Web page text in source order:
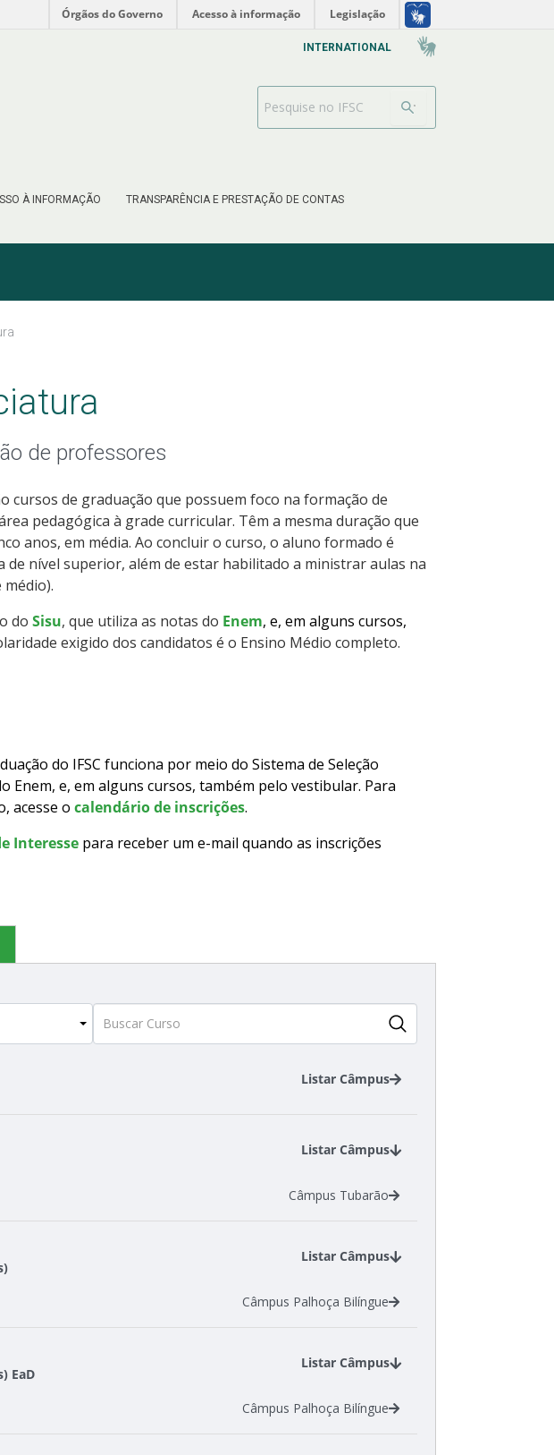
Órgãos do Governo Acesso à informação Legislação
À INFORMAÇÃO TRANSPARÊNCIA E PRESTAÇÃO DE CONTAS
INTERNATIONAL
Barra de busca
de professores
cursos de graduação que possuem foco na formação de
pedagógica à grade curricular. Têm a mesma duração que
anos, em média. Ao concluir o curso, o aluno formado é
de nível superior, além de estar habilitado a ministrar aulas na
do Sisu, que utiliza as notas do Enem, e, em alguns cursos,
exigido dos candidatos é o Ensino Médio completo.
do IFSC funciona por meio do Sistema de Seleção
Enem, e, em alguns cursos, também pelo vestibular. Para
acesse o calendário de inscrições.
Interessepara receber um e-mail quando as inscrições
Listar Câmpus
Câmpus Jaraguá do Sul - Centro
Listar Câmpus
Câmpus Tubarão
Listar Câmpus
Câmpus Palhoça Bilíngue
EaD
Listar Câmpus
Câmpus Palhoça Bilíngue